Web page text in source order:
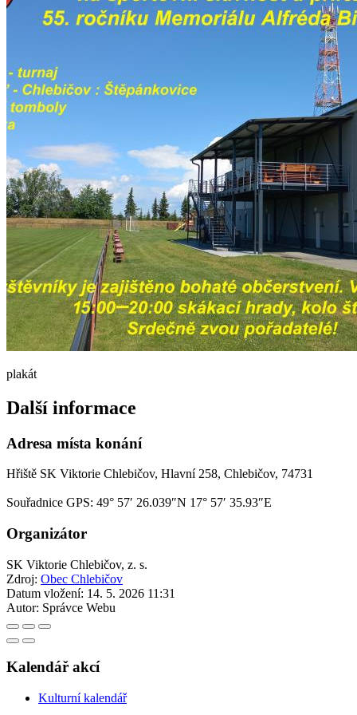
plakát
Další informace
Adresa místa konání
Hřiště SK Viktorie Chlebičov, Hlavní 258, Chlebičov, 74731
Souřadnice GPS: 49° 57′ 26.039″N 17° 57′ 35.93″E
Organizátor
SK Viktorie Chlebičov, z. s.
Zdroj: Obec Chlebičov
Datum vložení: 14. 5. 2026 11:31
Autor: Správce Webu
Kalendář akcí
Kulturní kalendář